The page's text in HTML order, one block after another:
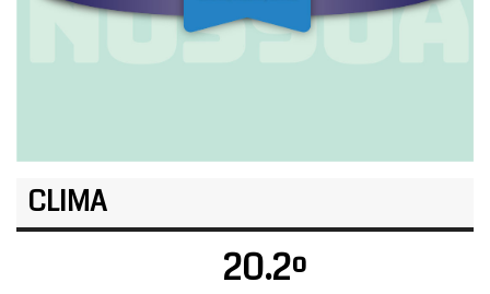
CLIMA
20.2º